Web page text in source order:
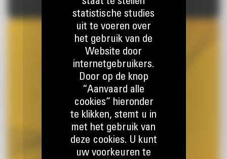
statistische studies
uit te voeren over
het gebruik van de
Website door
internetgebruikers.
Door op de knop
“Aanvaard alle
cookies” hieronder
te klikken, stemt u in
met het gebruik van
deze cookies. U kunt
uw voorkeuren te